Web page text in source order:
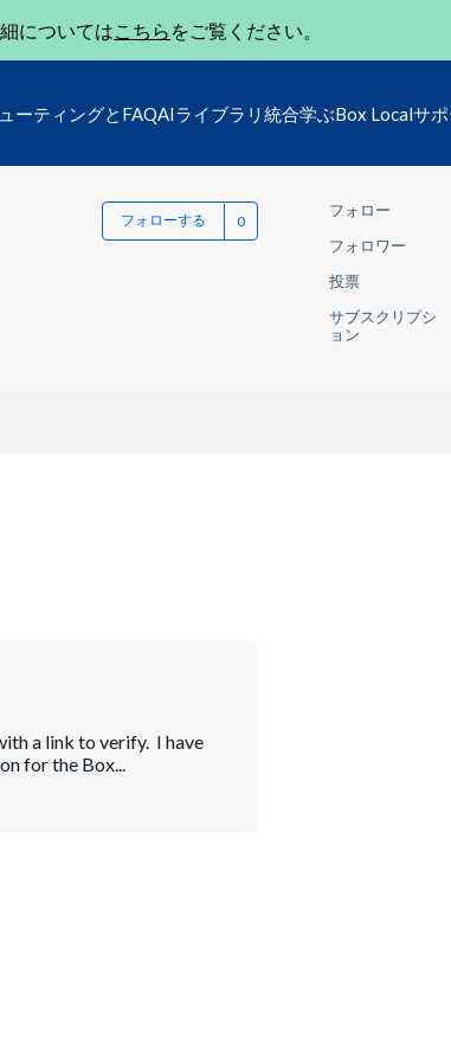
についてはこちら をご覧ください。
ーティングとFAQAIライブラリ 統合学ぶBox Localサポ
フォローする
フォロー
フォロワー
投票
サブスクリプシ
ョン
a link to verify. I have
for the Box...